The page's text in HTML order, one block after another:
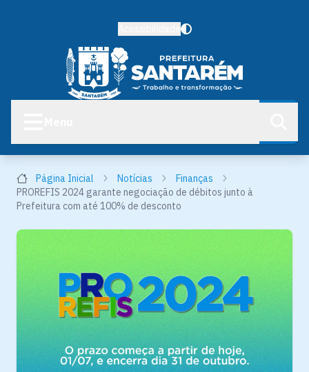
Página Inicial Notícias
Finanças
PROREFIS 2024 garante negociação de débitos junto à
Prefeitura com até 100% de desconto